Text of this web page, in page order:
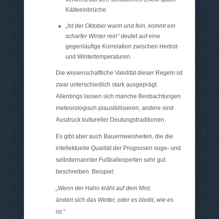
Kälteeinbrüche.
„Ist der Oktober warm und fein, kommt ein
scharfer Winter rein“deutet auf eine
gegenläufige Korrelation zwischen Herbst-
und Wintertemperaturen.
Die wissenschaftliche Validität dieser Regeln ist
zwar unterschiedlich stark ausgeprägt.
Allerdings lassen sich manche Beobachtungen
meteorologisch plausibilisieren, andere sind
Ausdruck kultureller Deutungstraditionen.
Es gibt aber auch Bauernweisheiten, die die
intellektuelle Qualität der Prognosen soge- und
selbsternannter Fußballexperten sehr gut
beschreiben. Beispiel:
„Wenn der Hahn kräht auf dem Mist,
ändert sich das Wetter, oder es bleibt, wie es
ist.“